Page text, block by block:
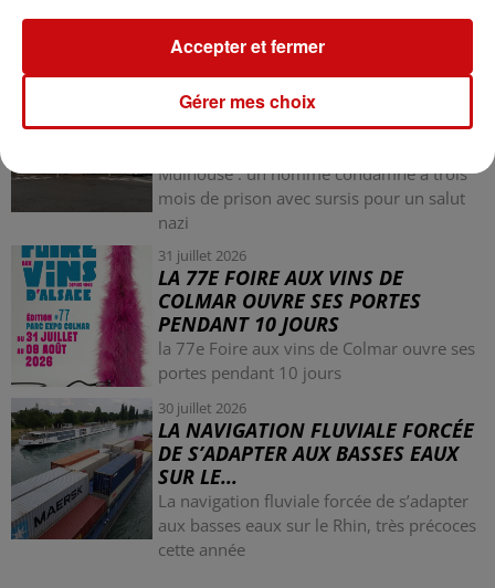
LES AUTRES ACTUALITÉS
31 juillet 2026
MULHOUSE : UN HOMME
CONDAMNÉ À TROIS MOIS DE
Mulhouse : un homme condamné à trois
mois de prison avec sursis pour un salut
nazi
31 juillet 2026
LA 77E FOIRE AUX VINS DE
COLMAR OUVRE SES PORTES
PENDANT 10 JOURS
la 77e Foire aux vins de Colmar ouvre ses
portes pendant 10 jours
30 juillet 2026
LA NAVIGATION FLUVIALE FORCÉE
DE S’ADAPTER AUX BASSES EAUX
SUR LE...
La navigation fluviale forcée de s’adapter
aux basses eaux sur le Rhin, très précoces
cette année
Gérer mes choix
Accepter et fermer